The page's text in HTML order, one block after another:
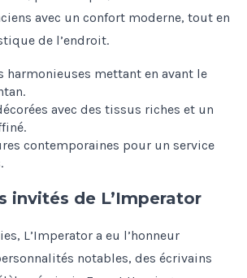
avec un confort moderne, tout en
de l’endroit.
harmonieuses mettant en avant le
avec des tissus riches et un
contemporaines pour un service
invités de L’Imperator
L’Imperator a eu l’honneur
notables, des écrivains